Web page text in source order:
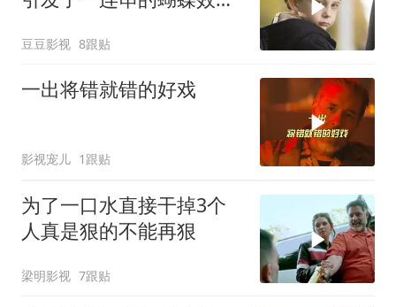
豆豆影视 8跟贴
一出将错就错的好戏
影视宠儿 1跟贴
为了一口水直接干掉3个
人真是狠的不能再狠
梁明影视 7跟贴